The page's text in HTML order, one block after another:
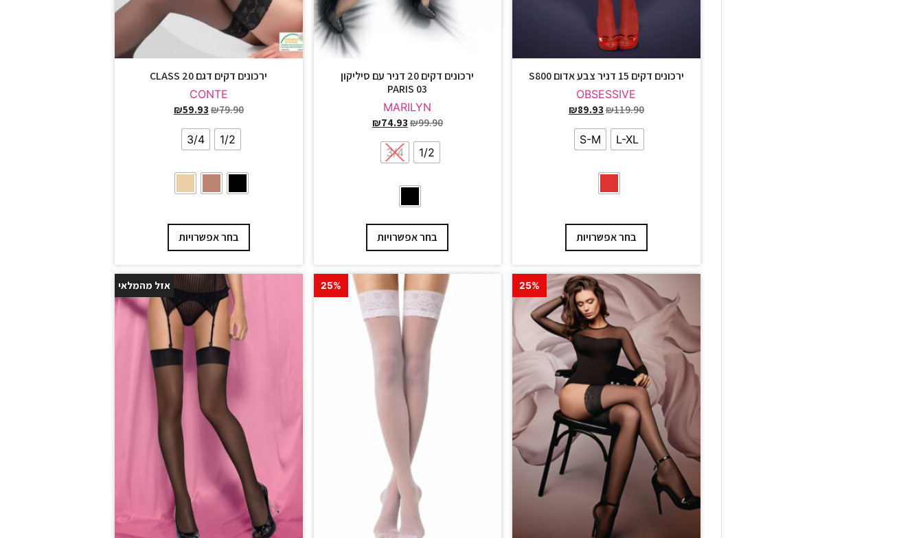
ירכונים דקים 15 דניר צבע אדום S800
OBSESSIVE
₪119.90
₪89.93
L-XL
S-M
בחר אפשרויות
ירכונים דקים 20 דניר עם סיליקון
PARIS 03
MARILYN
₪99.90
₪74.93
1/2
3/4
בחר אפשרויות
ירכונים דקים דגם CLASS 20
CONTE
₪79.90
₪59.93
1/2
3/4
בחר אפשרויות
25%
25%
25%
אזל מהמלאי